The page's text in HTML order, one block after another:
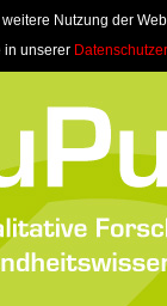
Nutzung der
in unserer